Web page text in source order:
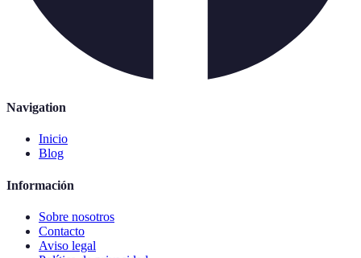
Navigation
Inicio
Blog
Información
Sobre nosotros
Contacto
Aviso legal